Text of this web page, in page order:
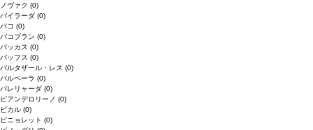
ノヴァク (0)
バイラーダ (0)
バコ (0)
バコブラン (0)
バッカス (0)
バッフス (0)
バルタザール・レス (0)
バルベーラ (0)
パレリャーダ (0)
ピアンデロリーノ (0)
ビカル (0)
ピニョレット (0)